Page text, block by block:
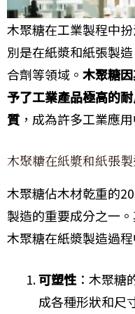
木聚糖在工業製程中
別是在紙漿和紙張製
合劑等領域。 木聚糖
予了工業產品極高的
質 ，成為許多工業應
木聚糖在紙漿和紙張
木聚糖佔木材乾重的
製造的重要成分之一
木聚糖在紙漿製造過
可塑性：木聚糖
成各種形狀和尺